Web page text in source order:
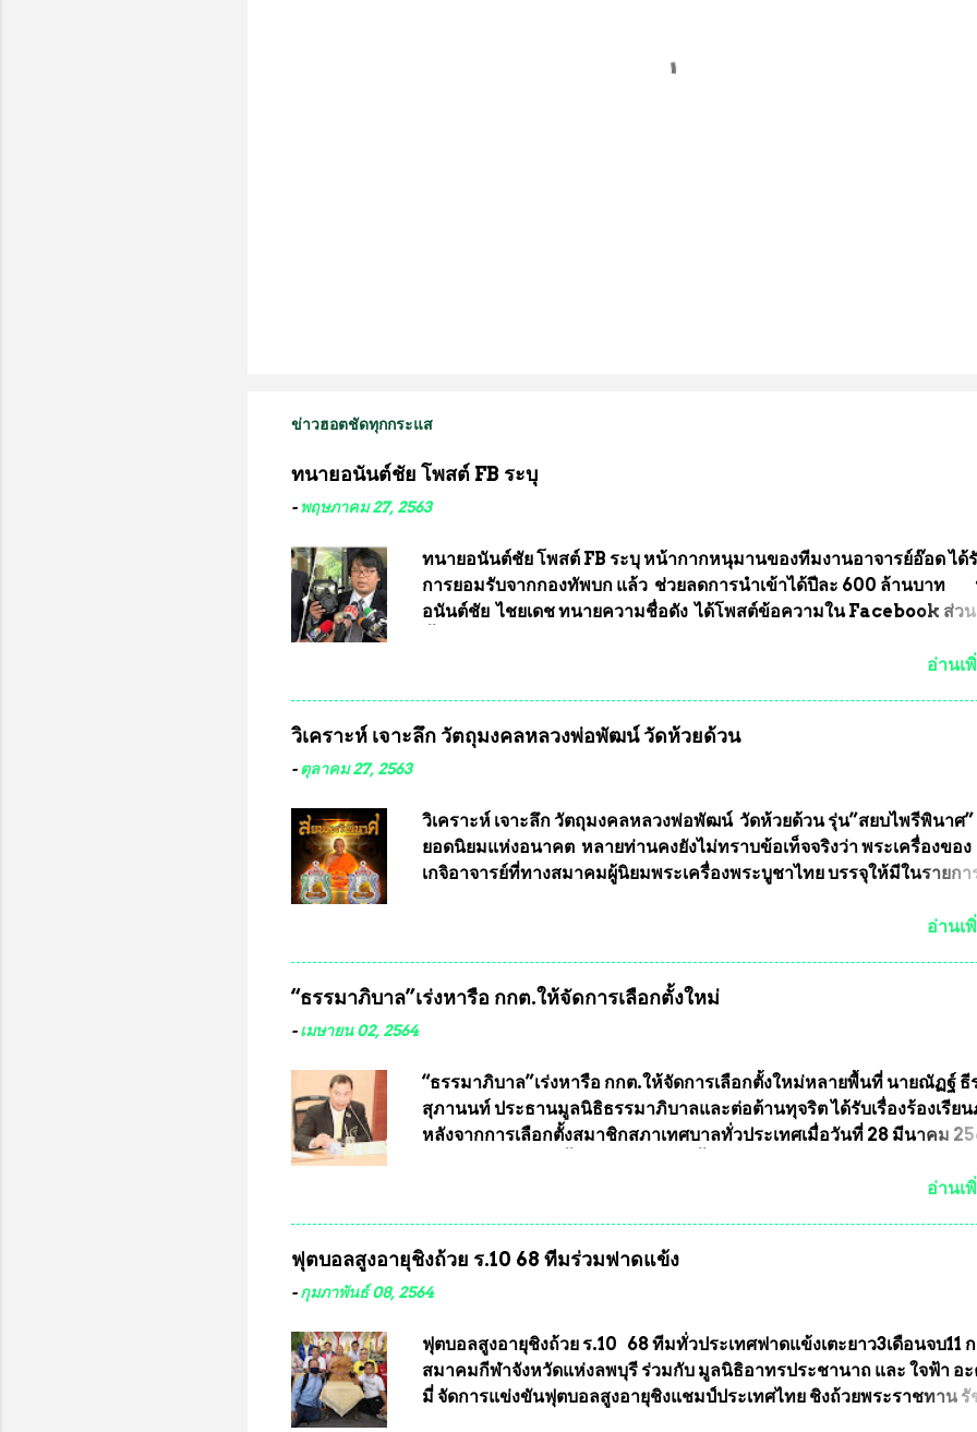
ข่าวฮอตชัดทุกกระแส
ทนายอนันต์ชัย โพสต์ FB ระบุ
- พฤษภาคม 27, 2563
ทนายอนันต์ชัย โพสต์ FB ระบุ หน้ากากหนุมานของทีมงานอาจารย์อ๊อด ได้
การยอมรับจากกองทัพบก แล้ว ช่วยลดการนำเข้าได้ปีละ 600 ล้านบาท
อนันต์ชัย ไชยเดช ทนายความชื่อดัง ได้โพสต์ข้อความใน Facebook ส่วน
ว่า หน้ากากป้องกันสารพิษทางทหาร ถ้าสามารถผลิตได้ในประเทศไทย จะท
กับประเทศชาติอย่างยิ่ง ผมจะดีใจและภูมิใจมากหากหน้ากากป้องกันสารพิษ
ทหารนี้ได้รับการผลิตในประเทศลดการนำเข้าโดยเด็ดขาด และสามารถผลิต
จำหน่ายส่งออกต่างประเทศได้ โดยทีมทนายความและทีมงา...
อ่านเ
วิเคราะห์ เจาะลึก วัตถุมงคลหลวงพ่อพัฒน์ วัดห้วยด้วน
-ตุลาคม 27, 2563
วิเคราะห์ เจาะลึก วัตถุมงคลหลวงพ่อพัฒน์ วัดห้วยด้วน รุ่น”สยบไพรีพินาศ
ยอดนิยมแห่งอนาคต หลายท่านคงยังไม่ทราบข้อเท็จจริงว่า พระเครื่องของ
เกจิอาจารย์ที่ทางสมาคมผู้นิยมพระเครื่องพระบูชาไทย บรรจุให้มีในรายกา
หมุน แต่พระเครื่องหลวงพ่อคูณ มีเพียงบางรุ่นเท่านั้นที่อยู่ในรายการประก
ในอนาคต หากทางสมาคมฯ มีการบรรจุพระเครื่องหลวงพ่อพัฒน์ ให้มีการ
ประกวดแบบถาวรบ้าง ก็คงจะมีการคัดเลือกเพียงบางรุ่นเช่นกัน เนื่องจากพระ
เข้ารายการประกวดต้องมีคุณสมบัติชัดเจนดังนี้ 1.)พระทุกองค์จะต้องตอกโ
และรันหมายเลข (พร้อมทั้งมีการทำลายบล๊อก โค๊ด หมายเลข) 2.)ต้องมีการ
ประกาศจำนวนการจัดสร้างให้ชัดเจน ว่าสร้างจำนวนเท่าไหร่ (เพื่อป้องกัน
อ่านเ
“ธรรมาภิบาล”เร่งหารือ กกต.ให้จัดการเลือกตั้งใหม่
-เมษายน 02, 2564
“ธรรมาภิบาล”เร่งหารือ กกต.ให้จัดการเลือกตั้งใหม่หลายพื้นที่ นายณัฏฐ์
สุภานนท์ ประธานมูลนิธิธรรมาภิบาลและต่อต้านทุจริต ได้รับเรื่องร้องเรียน
หลังจากการเลือกตั้งสมาชิกสภาเทศบาลทั่วประเทศเมื่อวันที่ 28 มีนาคม
กฎหมายการเลือกตั้ง นายณัฏฐ์ ธีรณัฐสุภานนท์ เปิดเผยว่า “ยกตัวอย่างในเ
กฎหมายการเลือกตั้งเข้ามาเป็นจำนวนมาก โดยจะเข้าหารือกับเลขาธิการค
กรรมการการเลือกตั้ง เพื่อให้ตั้งคณะกรรมการแสวงหาข้อเท็จจริง เร่งให้มีค
เลือกตั้งใหม่อีกครั้ง ประธานมูลนิธิธรรมาภิบาลและต่อต้านทุจริต กล่าวต่ออี
“นครเชียงใหม่เป็นเขตพื้นที่เศรษฐกิจอันสำคัญของภาคเหนือ ต้องส่งเสริมใ
ในระดับต่างๆมีหลักธรรมาภิบาลในการบริหารราชการแผ่นดิน คณะกรรมก
อ่านเ
ฟุตบอลสูงอายุชิงถ้วย ร.10 68 ทีมร่วมฟาดแข้ง
-กุมภาพันธ์ 08, 2564
ฟุตบอลสูงอายุชิงถ้วย ร.10 68 ทีมทั่วประเทศฟาดแข้งเตะยาว3เดือนจบ11
สมาคมกีฬาจังหวัดแห่งลพบุรี ร่วมกับ มูลนิธิอาทรประชานาถ และ ใจฟ้า อะ
มี่ จัดการแข่งขันฟุตบอลสูงอายุชิงแชมป์ประเทศไทย ชิงถ้วยพระราชทาน รั